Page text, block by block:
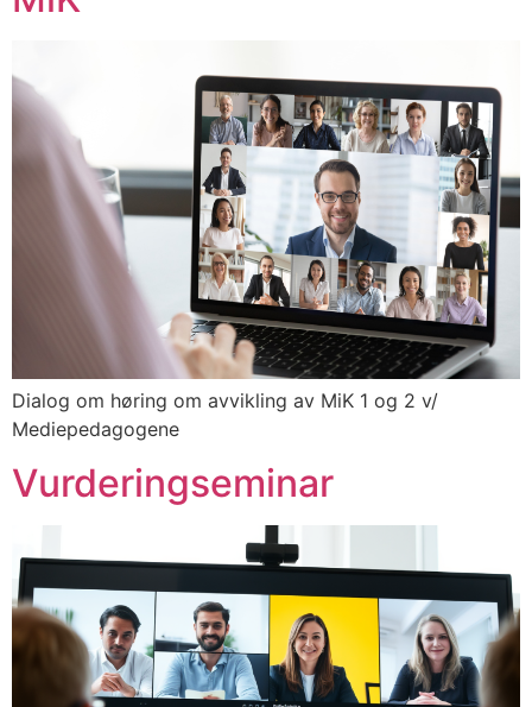
Dialog om høring om avvikling av MiK 1 og 2 v/
Mediepedagogene
Vurderingseminar